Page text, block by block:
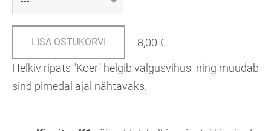
LISA OSTUKORVI 8,00 €
Helkiv ripats "Koer" helgib valgusvihus ning muudab
sind pimedal ajal nähtavaks.